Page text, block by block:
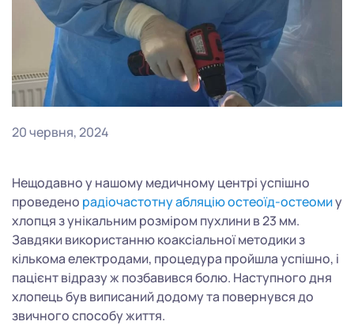
20 червня, 2024
Нещодавно у нашому медичному центрі успішно
проведено радіочастотну абляцію остеоїд-остеомиу
хлопця з унікальним розміром пухлини в 23 мм.
Завдяки використанню коаксіальної методики з
кількома електродами, процедура пройшла успішно, і
пацієнт відразу ж позбавився болю. Наступного дня
хлопець був виписаний додому та повернувся до
звичного способу життя.